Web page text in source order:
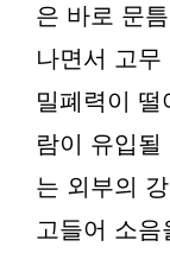
은 바로 문
나면서 고
밀폐력이
람이 유입
는 외부의
고들어 소음